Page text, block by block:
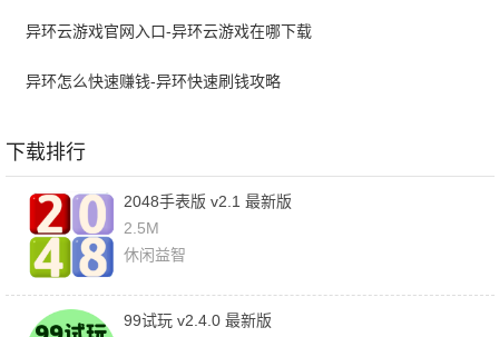
异环云游戏官网入口-异环云游戏在哪下载
异环怎么快速赚钱-异环快速刷钱攻略
下载排行
2048手表版 v2.1 最新版
2.5M
休闲益智
99试玩 v2.4.0 最新版